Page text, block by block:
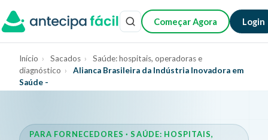
Começar Agora Login
Início › Sacados ›
Saúde: hospitais, operadoras e
diagnóstico ›
Alianca Brasileira da Indústria Inovadora em
Saúde -
PARA FORNECEDORES · SAÚDE: HOSPITAIS,